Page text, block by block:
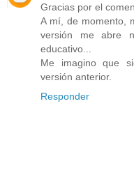
Gracias por el
A mí, de momento,
versión me abre
educativo...
Me imagino que
versión anterior.
Responder